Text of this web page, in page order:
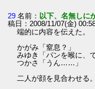
29 名前： 以下、名無しに
稿日：2008/11/07(金)
端的に内容を伝えた。
かがみ「窒息？」
みゆき「パンを喉に、
つかさ「うん……」
二人が顔を見合わせる。